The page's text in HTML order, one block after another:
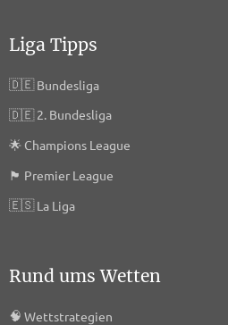
Liga Tipps
🇩🇪Bundesliga
🇩🇪2. Bundesliga
🌟 Champions League
🏴󠁧󠁢󠁥󠁮󠁧󠁿 Premier League
🇪🇸La Liga
Rund ums Wetten
🧠 Wettstrategien